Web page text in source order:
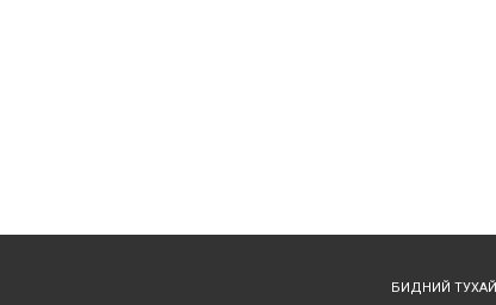
БИДНИЙ ТУХАЙ